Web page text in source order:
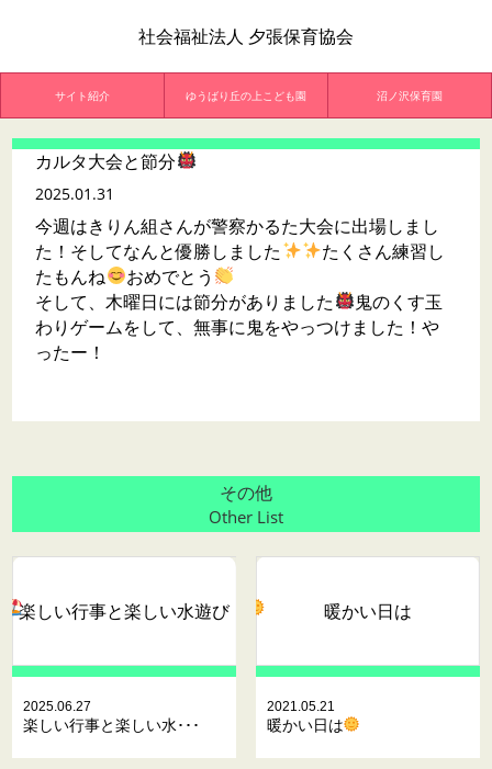
社会福祉法人 夕張保育協会
サイト紹介 ゆうばり丘の上こども園 沼ノ沢保育園
カルタ大会と節分
2025.01.31
今週はきりん組さんが警察かるた大会に出場しまし
た！そしてなんと優勝しました
たくさん練習し
たもんね
おめでとう
そして、木曜日には節分がありました
鬼のくす玉
わりゲームをして、無事に鬼をやっつけました！や
ったー！
その他
Other List
楽しい行事と楽しい水遊び
2025.06.27
楽しい行事と楽しい水･･･
暖かい日は
2021.05.21
暖かい日は